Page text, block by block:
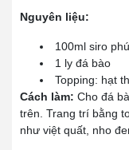
Nguyên liệu:
100ml siro
1 ly đá bào
Topping: hạt
Cách làm: Cho đá
trên. Trang trí bằng
như việt quất, nho